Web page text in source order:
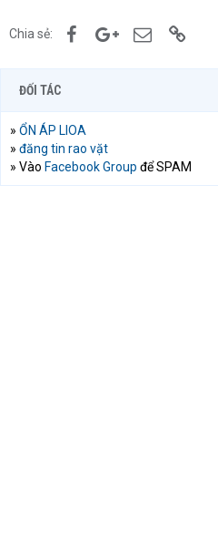
Chia sẻ: FacebookGoogle+Email
ĐỐI TÁC
» ỔN ÁP LIOA
» đăng tin rao vặt
» Vào Facebook Group để SPAM